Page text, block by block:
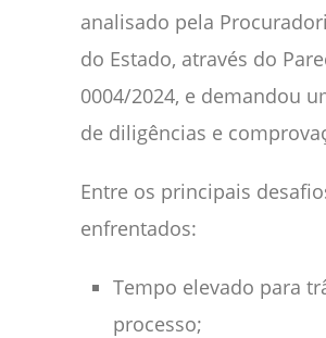
analisado pela
do Estado, através do
0004/2024, e demandou
de diligências e
Entre os principais
enfrentados:
Tempo elevado para
processo;